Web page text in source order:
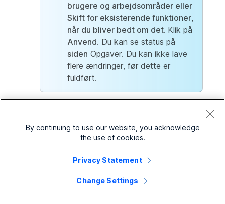
brugere og arbejdsområder eller
Skift for eksisterende funktioner,
når du bliver bedt om det. Klik på
Anvend. Du kan se status på
siden Opgaver. Du kan ikke lave
flere ændringer, før dette er
fuldført.
Ændring af tidszonen
for en
placering vil ikke opdatere
er knyttet til denne placering. For
funktioner som automatisk
By continuing to use our website, you acknowledge
the use of cookies.
Privacy Statement
Change Settings